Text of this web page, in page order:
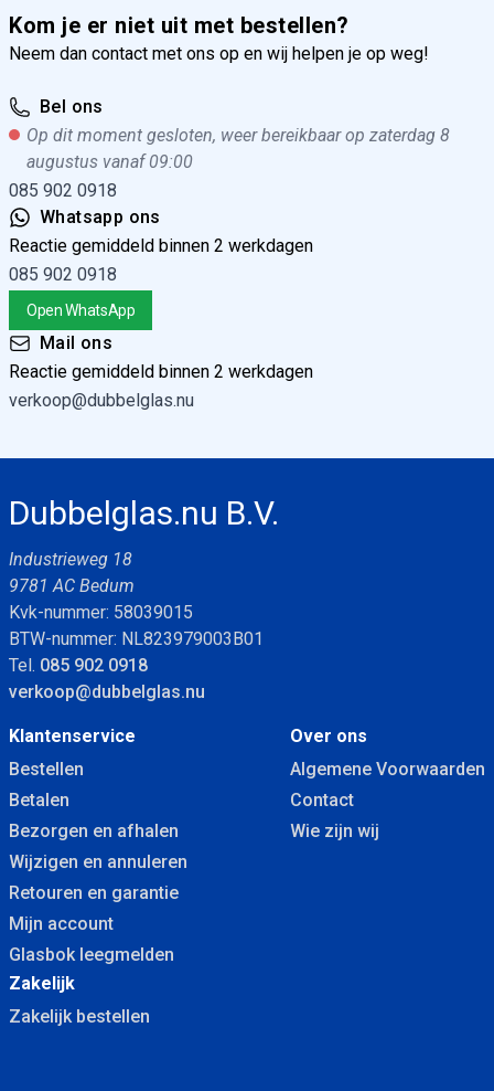
Kom je er niet uit met bestellen?
Neem dan contact met ons op en wij helpen je op weg!
Bel ons
Op dit moment gesloten, weer bereikbaar op zaterdag 8
augustus vanaf 09:00
085 902 0918
Whatsapp ons
Reactie gemiddeld binnen 2 werkdagen
085 902 0918
Open WhatsApp
Mail ons
Reactie gemiddeld binnen 2 werkdagen
verkoop@dubbelglas.nu
Dubbelglas.nu B.V.
Industrieweg 18
9781 AC Bedum
Kvk-nummer: 58039015
BTW-nummer: NL823979003B01
Tel. 085 902 0918
verkoop@dubbelglas.nu
Klantenservice
Bestellen
Betalen
Bezorgen en afhalen
Wijzigen en annuleren
Retouren en garantie
Mijn account
Glasbok leegmelden
Over ons
Algemene Voorwaarden
Contact
Wie zijn wij
Zakelijk
Zakelijk bestellen